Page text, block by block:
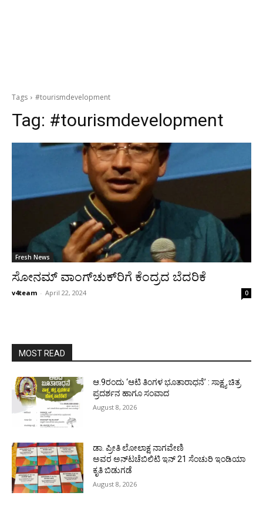
Tags #tourismdevelopment
Tag: #tourismdevelopment
Fresh News
ಸೋನಮ್ ವಾಂಗ್‍ಚುಕ್‍ರಿಗೆ ಕೆಂದ್ರದ ಬೆದರಿಕೆ
v4team - April 22, 2024 0
MOST READ
ಆ.9ರಂದು ‘ಆಟಿ ತಿಂಗಳ ಭೂತಾರಾಧನೆ’ : ಸಾಕ್ಷ್ಯ ಚಿತ್ರ
ಪ್ರದರ್ಶನ ಹಾಗೂ ಸಂವಾದ
August 8, 2026
ಡಾ. ಪ್ರೀತಿ ಲೋಲಾಕ್ಷ ನಾಗವೇಣಿ
ಅವರ ಅನ್‌ಟಚೆಬಿಲಿಟಿ ಇನ್ 21 ಸೆಂಚುರಿ ಇಂಡಿಯಾ
ಕೃತಿ ಬಿಡುಗಡೆ
August 8, 2026